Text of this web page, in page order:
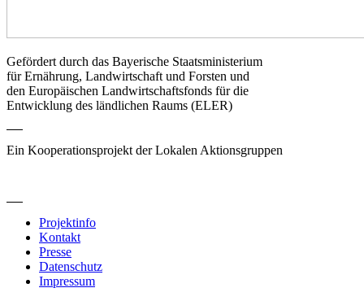
Gefördert durch das Bayerische Staatsministerium
für Ernährung, Landwirtschaft und Forsten und
den Europäischen Landwirtschaftsfonds für die
Entwicklung des ländlichen Raums (ELER)
Ein Kooperationsprojekt der Lokalen Aktionsgruppen
Projektinfo
Kontakt
Presse
Datenschutz
Impressum